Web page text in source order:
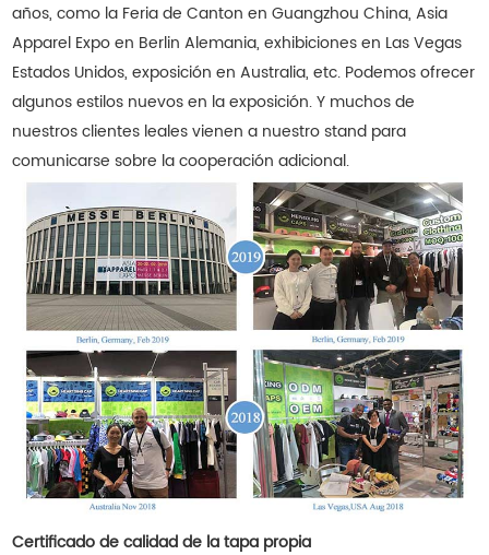
años, como la Feria de Canton en Guangzhou China, Asia
Apparel Expo en Berlin Alemania, exhibiciones en Las Vegas
Estados Unidos, exposición en Australia, etc. Podemos ofrecer
algunos estilos nuevos en la exposición. Y muchos de
nuestros clientes leales vienen a nuestro stand para
comunicarse sobre la cooperación adicional.
Certificado de calidad de la tapa propia